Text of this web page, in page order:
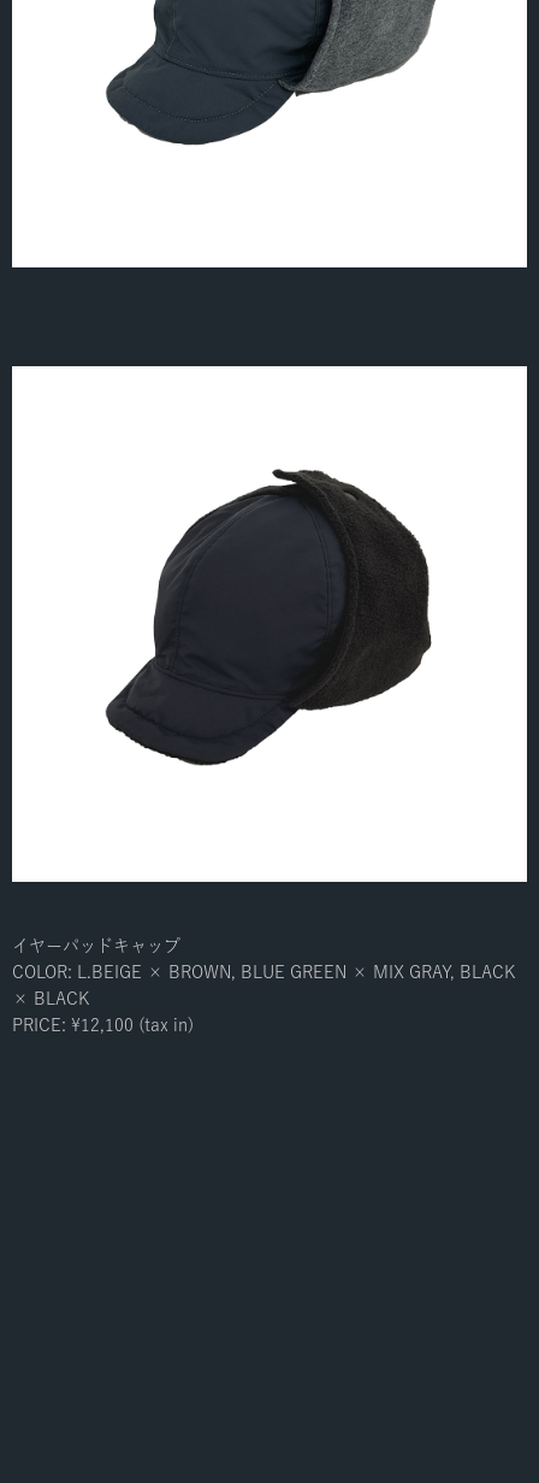
イヤーパッドキャップ
COLOR: L.BEIGE × BROWN, BLUE GREEN × MIX GRAY, BLACK
× BLACK
PRICE: ¥12,100 (tax in)